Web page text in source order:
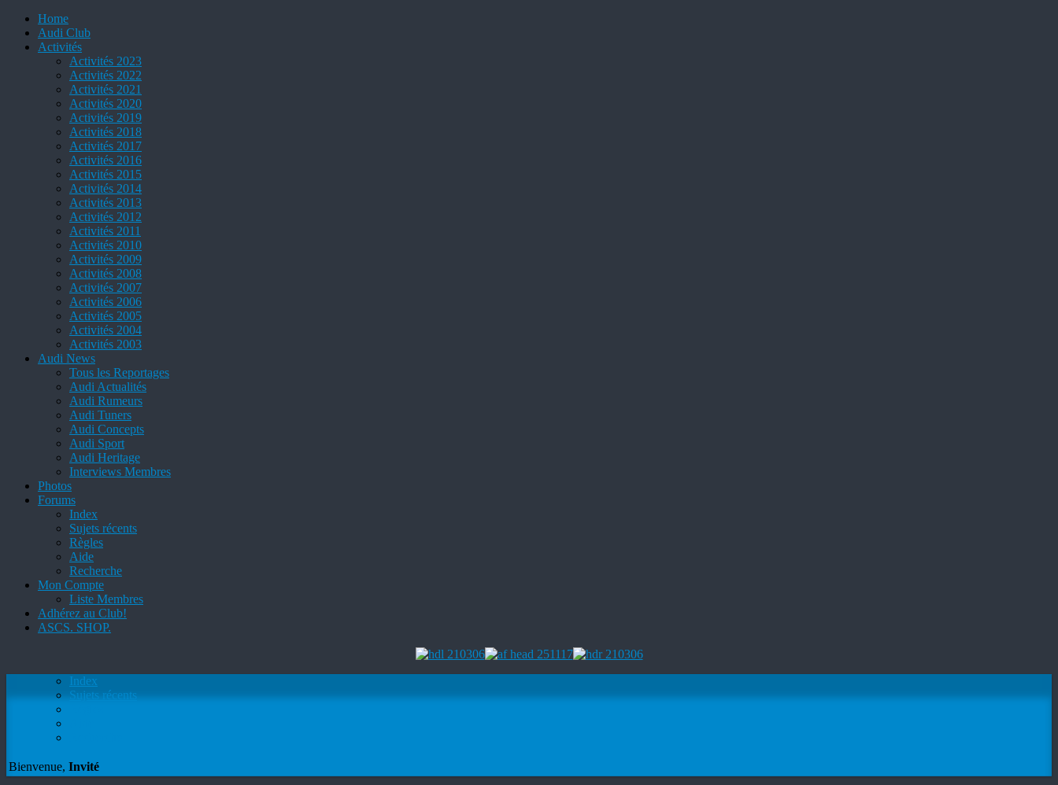
Home
Audi Club
Activités
Activités 2023
Activités 2022
Activités 2021
Activités 2020
Activités 2019
Activités 2018
Activités 2017
Activités 2016
Activités 2015
Activités 2014
Activités 2013
Activités 2012
Activités 2011
Activités 2010
Activités 2009
Activités 2008
Activités 2007
Activités 2006
Activités 2005
Activités 2004
Activités 2003
Audi News
Tous les Reportages
Audi Actualités
Audi Rumeurs
Audi Tuners
Audi Concepts
Audi Sport
Audi Heritage
Interviews Membres
Photos
Forums
Index
Sujets récents
Règles
Aide
Recherche
Mon Compte
Liste Membres
Adhérez au Club!
ASCS. SHOP.
Index
Sujets récents
Bienvenue, Invité